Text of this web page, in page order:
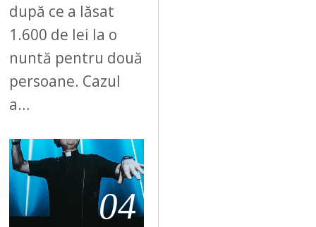
după ce a lăsat
1.600 de lei la o
nuntă pentru două
persoane. Cazul
a…
04